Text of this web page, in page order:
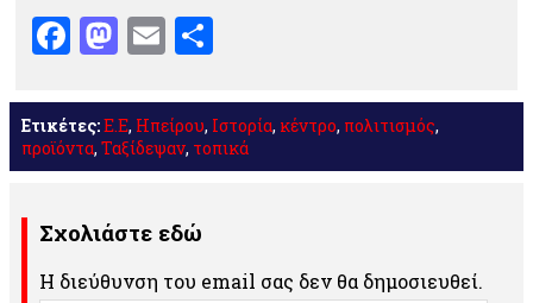
Facebook
Mastodon
Email
Ετικέτες:Ε.Ε, Ηπείρου, Ιστορία, κέντρο, πολιτισμός,
προϊόντα, Ταξίδεψαν, τοπικά
Σχολιάστε εδώ
Η διεύθυνση του email σας δεν θα δημοσιευθεί.